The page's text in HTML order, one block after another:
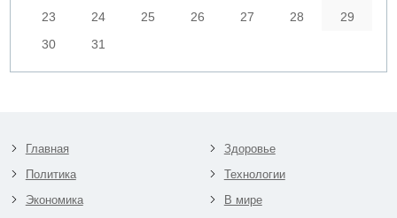
23
24 25 26 27 28
29
30
31
Главная
Политика
Экономика
Здоровье
Технологии
В мире